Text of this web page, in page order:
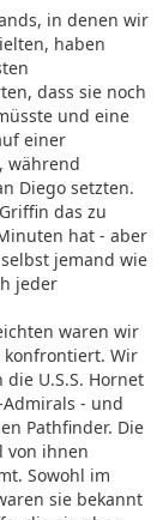
in denen wir
haben
dass sie noch
und eine
einer
während
Diego setzten.
das zu
hat - aber
jemand wie
jeder
waren wir
konfrontiert. Wir
U.S.S. Hornet
- und
Pathfinder. Die
von ihnen
Sowohl im
sie bekannt